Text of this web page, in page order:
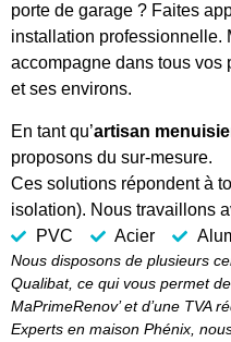
porte de garage ? Faites
installation professionnelle.
accompagne dans tous vos
et ses environs.
En tant qu’artisan
proposons du sur-mesure.
Ces solutions répondent à
isolation). Nous travaillons
PVC
Acier
Nous disposons de plusieurs
Qualibat, ce qui vous permet
MaPrimeRenov’ et d’une TVA
Experts en maison Phénix,